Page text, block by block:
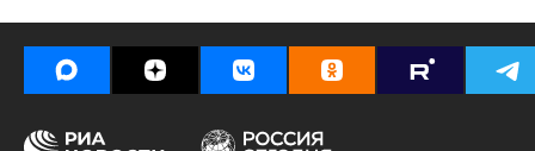
Бушерская АЭС
МАГАТЭ